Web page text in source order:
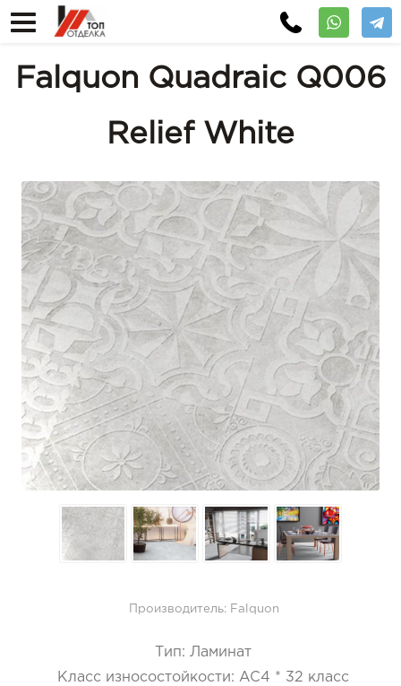
Falquon Quadraic Q006
Relief White
Производитель: Falquon
Тип: Ламинат
Класс износостойкости: AC4 * 32 класс